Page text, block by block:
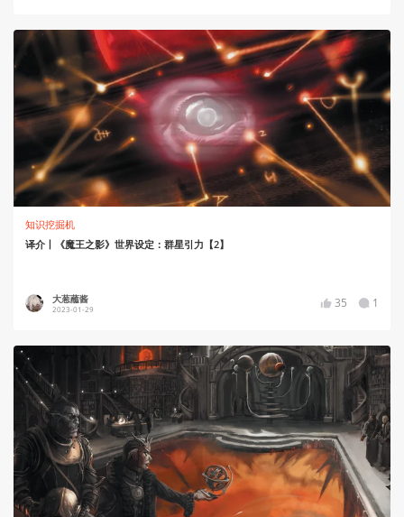
知识挖掘机
译介丨《魔王之影》世界设定：群星引力【2】
大葱蘸酱
2023-01-29 35 1